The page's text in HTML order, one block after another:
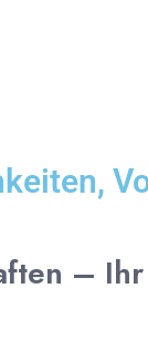
– Ihr